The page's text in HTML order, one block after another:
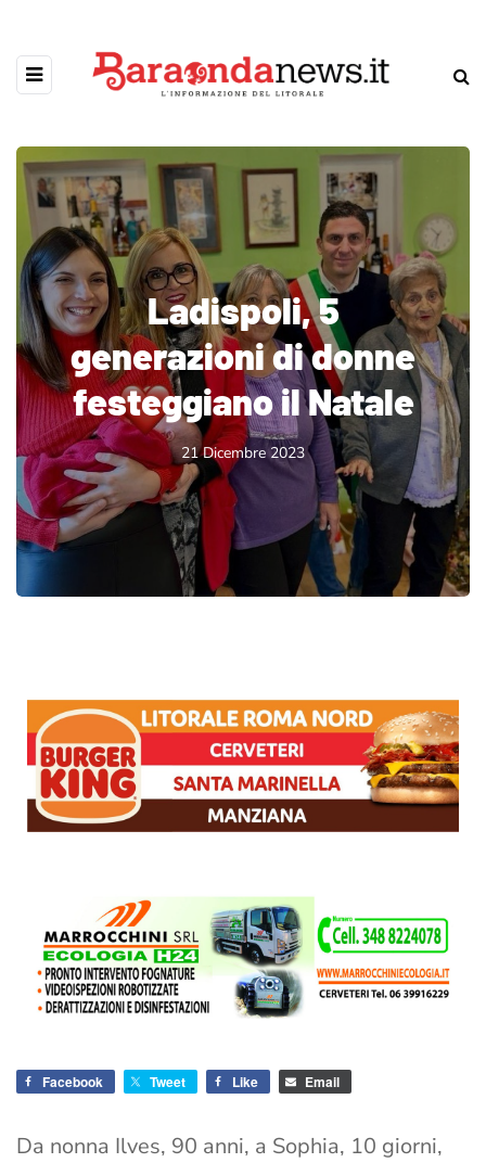
Ladispoli, 5
generazioni di donne
festeggiano il Natale
21 Dicembre 2023
Facebook Tweet Like Email
Da nonna Ilves, 90 anni, a Sophia, 10 giorni,